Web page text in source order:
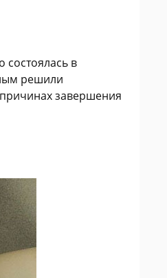
состоялась в
решили
завершения